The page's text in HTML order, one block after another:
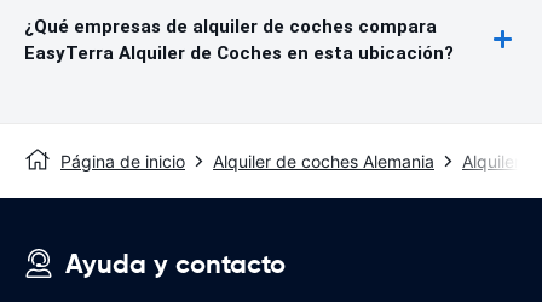
¿Qué empresas de alquiler de coches compara
EasyTerra Alquiler de Coches en esta ubicación?
Página de inicio Alquiler de coches Alemania Alquiler
Ayuda y contacto